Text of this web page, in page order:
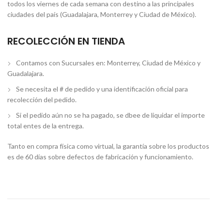
todos los viernes de cada semana con destino a las principales
ciudades del país (Guadalajara, Monterrey y Ciudad de México).
RECOLECCIÓN EN TIENDA
Contamos con Sucursales en: Monterrey, Ciudad de México y
Guadalajara.
Se necesita el # de pedido y una identificación oficial para
recolección del pedido.
Si el pedido aún no se ha pagado, se dbee de liquidar el importe
total entes de la entrega.
Tanto en compra física como virtual, la garantía sobre los productos
es de 60 días sobre defectos de fabricación y funcionamiento.